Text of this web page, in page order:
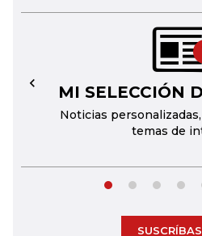
MI SELECCIÓN
Noticias
temas de
←